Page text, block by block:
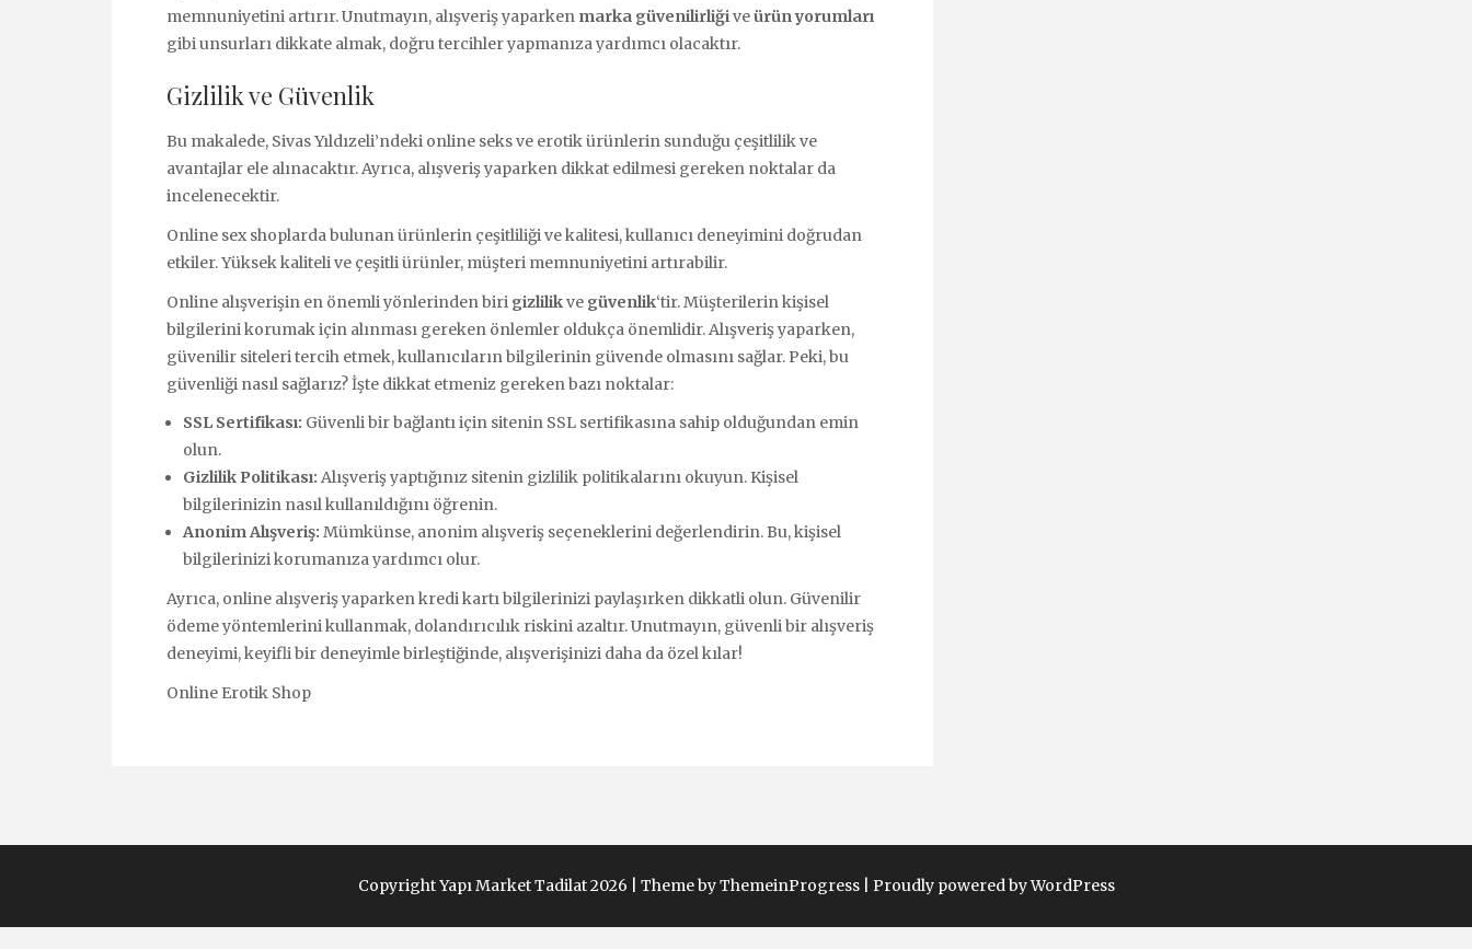
memnuniyetini artırır. Unutmayın, alışveriş yaparken marka güvenilirliğiveürün yorumları
gibi unsurları dikkate almak, doğru tercihler yapmanıza yardımcı olacaktır.
Gizlilik ve Güvenlik
Bu makalede, Sivas Yıldızeli’ndeki online seks ve erotik ürünlerin sunduğu çeşitlilik ve
avantajlar ele alınacaktır. Ayrıca, alışveriş yaparken dikkat edilmesi gereken noktalar da
incelenecektir.
Online sex shoplarda bulunan ürünlerin çeşitliliği ve kalitesi, kullanıcı deneyimini doğrudan
etkiler. Yüksek kaliteli ve çeşitli ürünler, müşteri memnuniyetini artırabilir.
Online alışverişin en önemli yönlerinden biri gizlilikve güvenlik‘tir. Müşterilerin kişisel
bilgilerini korumak için alınması gereken önlemler oldukça önemlidir. Alışveriş yaparken,
güvenilir siteleri tercih etmek, kullanıcıların bilgilerinin güvende olmasını sağlar. Peki, bu
güvenliği nasıl sağlarız? İşte dikkat etmeniz gereken bazı noktalar:
SSL Sertifikası: Güvenli bir bağlantı için sitenin SSL sertifikasına sahip olduğundan emin
olun.
Gizlilik Politikası: Alışveriş yaptığınız sitenin gizlilik politikalarını okuyun. Kişisel
bilgilerinizin nasıl kullanıldığını öğrenin.
Anonim Alışveriş: Mümkünse, anonim alışveriş seçeneklerini değerlendirin. Bu, kişisel
bilgilerinizi korumanıza yardımcı olur.
Ayrıca, online alışveriş yaparken kredi kartı bilgilerinizi paylaşırken dikkatli olun. Güvenilir
ödeme yöntemlerini kullanmak, dolandırıcılık riskini azaltır. Unutmayın, güvenli bir alışveriş
deneyimi, keyifli bir deneyimle birleştiğinde, alışverişinizi daha da özel kılar!
Online Erotik Shop
Copyright Yapı Market Tadilat 2026 | Theme by ThemeinProgress| Proudly powered by WordPress